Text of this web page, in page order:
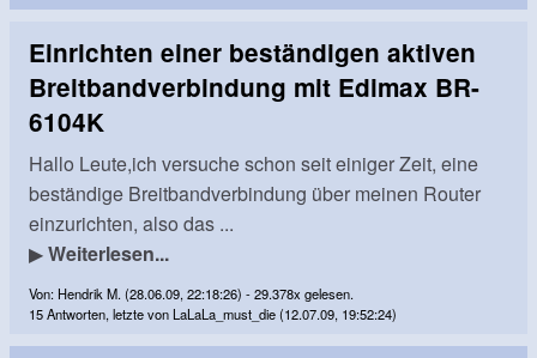
Einrichten einer beständigen aktiven
Breitbandverbindung mit Edimax BR-
6104K
Hallo Leute,ich versuche schon seit einiger Zeit, eine
beständige Breitbandverbindung über meinen Router
einzurichten, also das ...
▶Weiterlesen...
Von: Hendrik M. (28.06.09, 22:18:26) - 29.378x gelesen.
15 Antworten, letzte von LaLaLa_must_die (12.07.09, 19:52:24)